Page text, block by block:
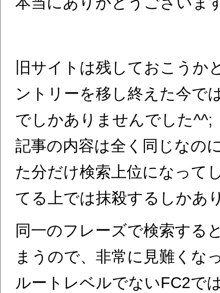
旧サイトは残しておこう
ントリーを移し終えた今で
でしかありませんでした^^;
記事の内容は全く同じなの
た分だけ検索上位になって
てる上では抹殺するしかあ
同一のフレーズで検索する
まうので、非常に見難くな
ルートレベルでないFC2で